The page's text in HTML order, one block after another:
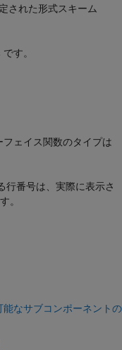
された形式スキーム
です。
ェイス関数のタイプは
行番号は、実際に表示さ
。
なサブコンポーネントの